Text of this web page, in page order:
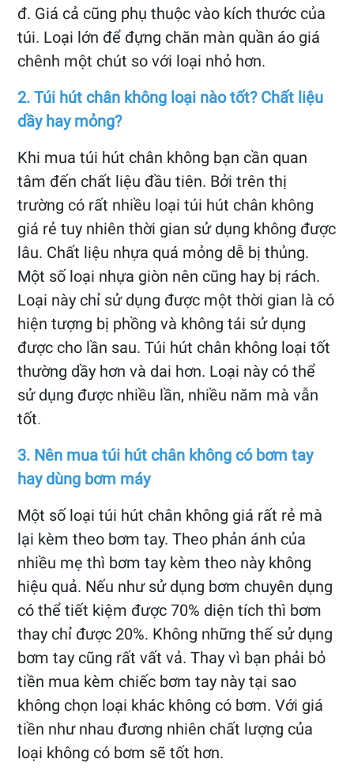
đ. Giá cả cũng phụ thuộc vào kích thước của
túi. Loại lớn để đựng chăn màn quần áo giá
chênh một chút so với loại nhỏ hơn.
2. Túi hút chân không loại nào tốt? Chất liệu
dầy hay mỏng?
Khi mua túi hút chân không bạn cần quan
tâm đến chất liệu đầu tiên. Bởi trên thị
trường có rất nhiều loại túi hút chân không
giá rẻ tuy nhiên thời gian sử dụng không được
lâu. Chất liệu nhựa quá mỏng dễ bị thủng.
Một số loại nhựa giòn nên cũng hay bị rách.
Loại này chỉ sử dụng được một thời gian là có
hiện tượng bị phồng và không tái sử dụng
được cho lần sau. Túi hút chân không loại tốt
thường dầy hơn và dai hơn. Loại này có thể
sử dụng được nhiều lần, nhiều năm mà vẫn
tốt.
3. Nên mua túi hút chân không có bơm tay
hay dùng bơm máy
Một số loại túi hút chân không giá rất rẻ mà
lại kèm theo bơm tay. Theo phản ánh của
nhiều mẹ thì bơm tay kèm theo này không
hiệu quả. Nếu như sử dụng bơm chuyên dụng
có thể tiết kiệm được 70% diện tích thì bơm
thay chỉ được 20%. Không những thế sử dụng
bơm tay cũng rất vất vả. Thay vì bạn phải bỏ
tiền mua kèm chiếc bơm tay này tại sao
không chọn loại khác không có bơm. Với giá
tiền như nhau đương nhiên chất lượng của
loại không có bơm sẽ tốt hơn.